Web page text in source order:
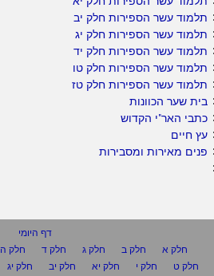
תלמוד עשר הספירות חלק יב
תלמוד עשר הספירות חלק יג
תלמוד עשר הספירות חלק יד
תלמוד עשר הספירות חלק טו
תלמוד עשר הספירות חלק טז
בית שער הכוונות
כתבי האר"י הקדוש
עץ חיים
פנים מאירות ומסבירות
דף היומי
חלק א
חלק ב חלק ג חלק ד חלק ה
חלק ט
חלק י חלק יא חלק יב חלק יג